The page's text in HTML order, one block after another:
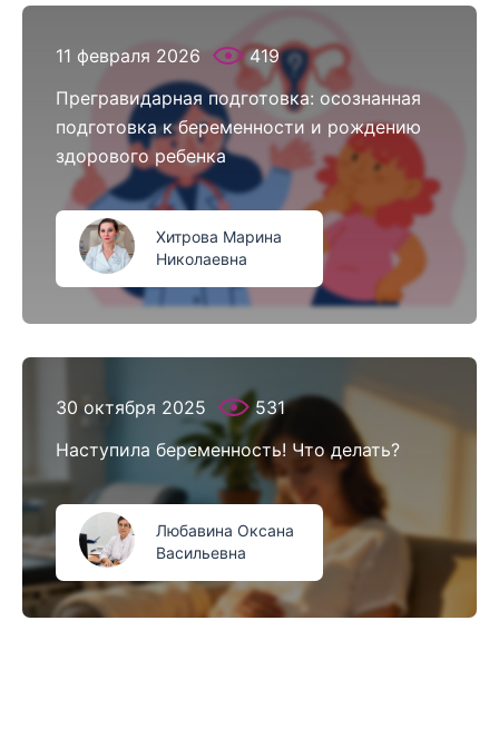
11 февраля 2026
419
Прегравидарная подготовка: осознанная
подготовка к беременности и рождению
здорового ребенка
Хитрова Марина
Николаевна
30 октября 2025
531
Наступила беременность! Что делать?
Любавина Оксана
Васильевна